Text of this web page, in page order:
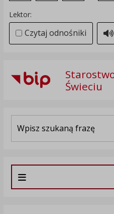
Lektor:
Czytaj odnośniki
Świeciu